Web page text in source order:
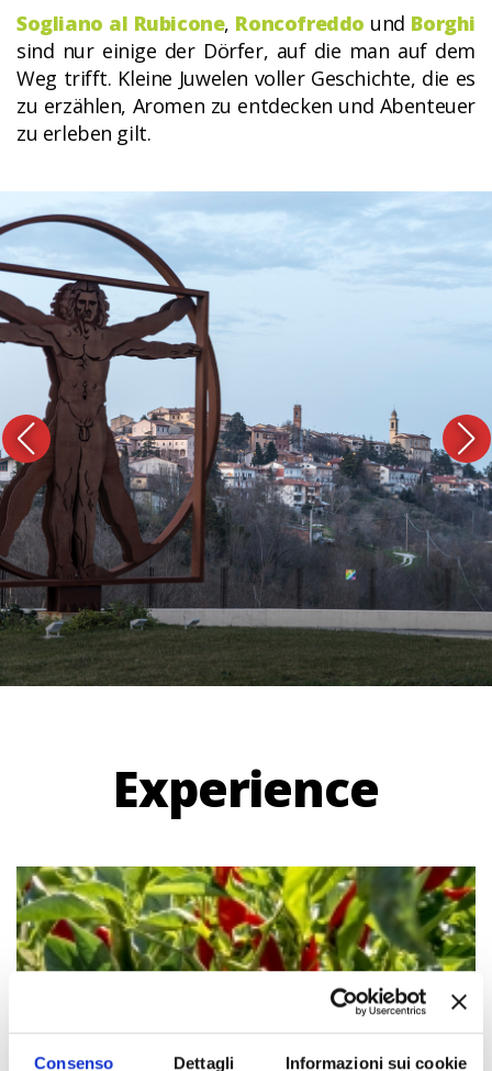
Consenso Dettagli Informazioni sui cookie
Sogliano al Rubicone, Roncofreddo und Borghi
sind nur einige der Dörfer, auf die man auf dem
Weg trifft. Kleine Juwelen voller Geschichte, die es
zu erzählen, Aromen zu entdecken und Abenteuer
zu erleben gilt.
Experience